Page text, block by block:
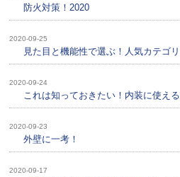
防火対策！2020
2020-09-25
見た目と機能性で選ぶ！人気カテゴ
2020-09-24
これは知っておきたい！内装に使え
2020-09-23
外壁に一考！
2020-09-17